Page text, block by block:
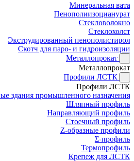
Минеральная вата
Пенополиизоцианурат
Стекловолокно
Стеклохолст
Экструдированный пенополистирол
Скотч для паро- и гидроизоляции
Металлопрокат
Металлопрокат
Профили ЛСТК
Профили ЛСТК
здания промышленного назначения
Шляпный профиль
Направляющий профиль
Стоечный профиль
Z-образные профили
Σ-профиль
Термопрофиль
Крепеж для ЛСТК